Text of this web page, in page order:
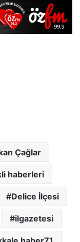
Çağlar
haberleri
Delice İlçesi
ilgazetesi